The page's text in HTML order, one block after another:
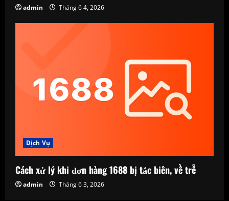
admin Tháng 6 4, 2026
Dịch Vụ
Cách xử lý khi đơn hàng 1688 bị tắc biên, về trễ
admin Tháng 6 3, 2026